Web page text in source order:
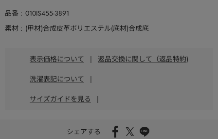
品番
010IS455-3891
素材
(甲材)合成皮革ポリエステル(底材)合成底
表示価格について | 返品交換に関して（返品特約)
洗濯表記について |
サイズガイドを見る |
シェアする